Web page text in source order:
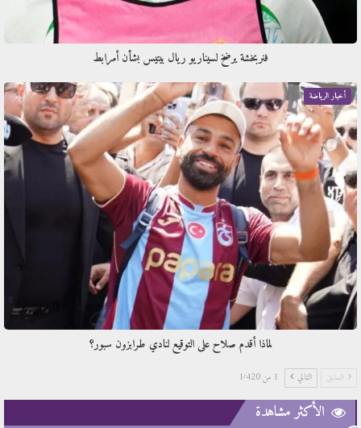
فنربخشة يرضخ لسيناريو ريال بيتيس بشأن أمرابط
أخبار الرياضة
لماذا أقدم صلاح على التوقيع لنادي طرابزون سبور؟
السابق التالي 1 من 1٬420
الأكثر مشاهدة